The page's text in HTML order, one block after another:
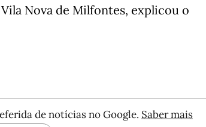
Nova de Milfontes, explicou o
de notícias no Google. Saber mais